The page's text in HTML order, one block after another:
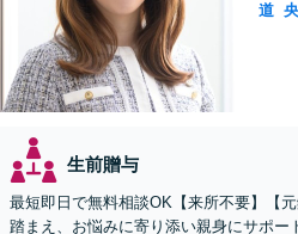
道
生前贈与
最短即日で無料相談OK【来所不要】【
踏まえ、お悩みに寄り添い親身にサポー